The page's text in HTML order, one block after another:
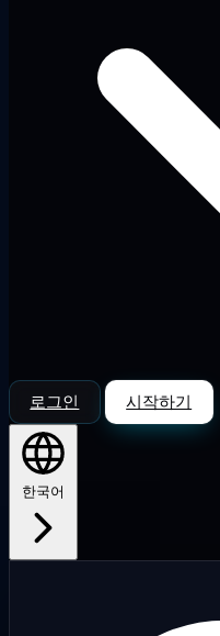
로그인 시작하기
한국어